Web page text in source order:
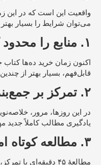
واقعیت این است که در این
می‌توان شرایط را بسیار
۱. منابع را محدود کنید
اکنون زمان خرید ده‌ها
قابل‌فهم، بسیار بهتر از
۲. تمرکز بر جمع‌بندی
در این روزها، مرور،
یادگیری مطالب کاملاً جدید
۳. مطالعه کوتاه اما عمیق
مطالعهٔ ۴۵ دقیقه‌ای